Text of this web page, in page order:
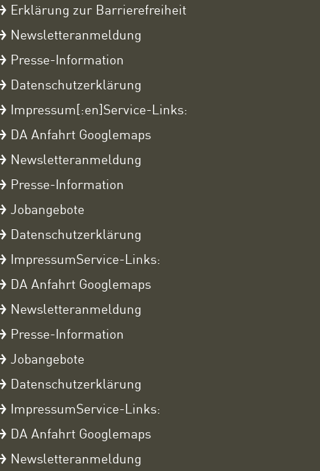
Erklärung zur Barrierefreiheit
Newsletteranmeldung
Presse-Information
Datenschutzerklärung
Impressum[:en]Service-Links:
DA Anfahrt Googlemaps
Newsletteranmeldung
Presse-Information
Jobangebote
Datenschutzerklärung
ImpressumService-Links:
DA Anfahrt Googlemaps
Newsletteranmeldung
Presse-Information
Jobangebote
Datenschutzerklärung
ImpressumService-Links:
DA Anfahrt Googlemaps
Newsletteranmeldung